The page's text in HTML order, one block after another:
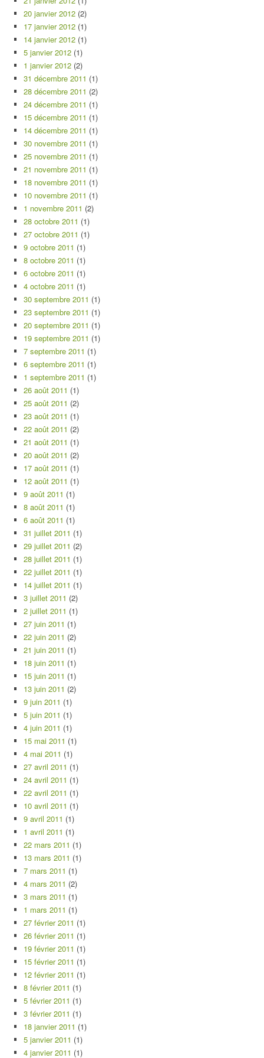
20 janvier 2012 (2)
17 janvier 2012 (1)
14 janvier 2012 (1)
5 janvier 2012 (1)
1 janvier 2012 (2)
31 décembre 2011 (1)
28 décembre 2011 (2)
24 décembre 2011 (1)
15 décembre 2011 (1)
14 décembre 2011 (1)
30 novembre 2011 (1)
25 novembre 2011 (1)
21 novembre 2011 (1)
18 novembre 2011 (1)
10 novembre 2011 (1)
1 novembre 2011 (2)
28 octobre 2011 (1)
27 octobre 2011 (1)
9 octobre 2011 (1)
8 octobre 2011 (1)
6 octobre 2011 (1)
4 octobre 2011 (1)
30 septembre 2011 (1)
23 septembre 2011 (1)
20 septembre 2011 (1)
19 septembre 2011 (1)
7 septembre 2011 (1)
6 septembre 2011 (1)
1 septembre 2011 (1)
26 août 2011 (1)
25 août 2011 (2)
23 août 2011 (1)
22 août 2011 (2)
21 août 2011 (1)
20 août 2011 (2)
17 août 2011 (1)
12 août 2011 (1)
9 août 2011 (1)
8 août 2011 (1)
6 août 2011 (1)
31 juillet 2011 (1)
29 juillet 2011 (2)
28 juillet 2011 (1)
22 juillet 2011 (1)
14 juillet 2011 (1)
3 juillet 2011 (2)
2 juillet 2011 (1)
27 juin 2011 (1)
22 juin 2011 (2)
21 juin 2011 (1)
18 juin 2011 (1)
15 juin 2011 (1)
13 juin 2011 (2)
9 juin 2011 (1)
5 juin 2011 (1)
4 juin 2011 (1)
15 mai 2011 (1)
4 mai 2011 (1)
27 avril 2011 (1)
24 avril 2011 (1)
22 avril 2011 (1)
10 avril 2011 (1)
9 avril 2011 (1)
1 avril 2011 (1)
22 mars 2011 (1)
13 mars 2011 (1)
7 mars 2011 (1)
4 mars 2011 (2)
3 mars 2011 (1)
1 mars 2011 (1)
27 février 2011 (1)
26 février 2011 (1)
19 février 2011 (1)
15 février 2011 (1)
12 février 2011 (1)
8 février 2011 (1)
5 février 2011 (1)
3 février 2011 (1)
18 janvier 2011 (1)
5 janvier 2011 (1)
4 janvier 2011 (1)